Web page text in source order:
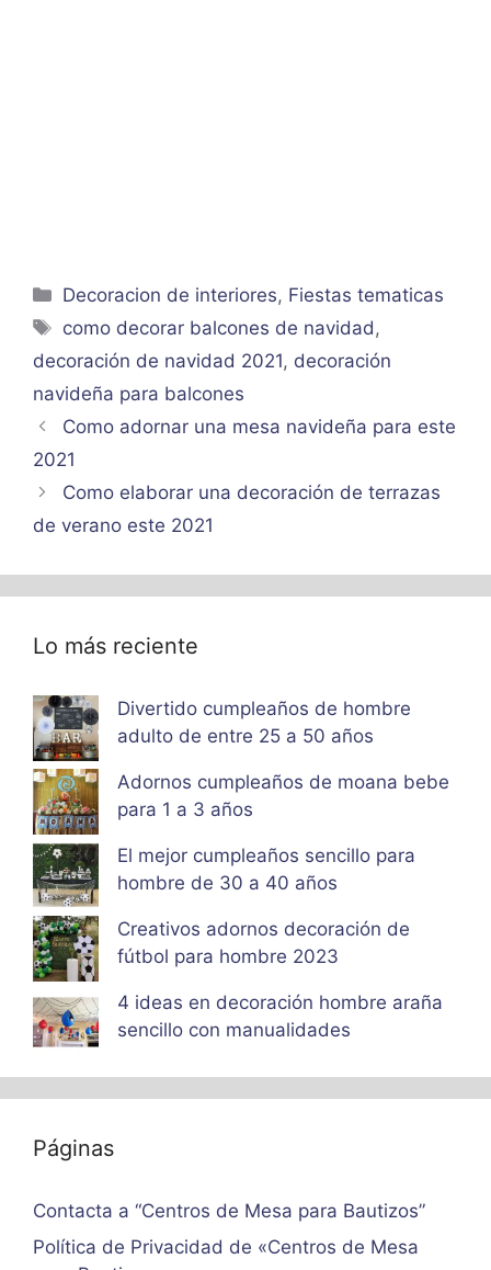
Categorías
Decoracion de interiores, Fiestas tematicas
Etiquetas
como decorar balcones de navidad ,
decoración de navidad 2021, decoración
navideña para balcones
Como adornar una mesa navideña para este
2021
Como elaborar una decoración de terrazas
de verano este 2021
Lo más reciente
Divertido cumpleaños de hombre
adulto de entre 25 a 50 años
Adornos cumpleaños de moana bebe
para 1 a 3 años
El mejor cumpleaños sencillo para
hombre de 30 a 40 años
Creativos adornos decoración de
fútbol para hombre 2023
4 ideas en decoración hombre araña
sencillo con manualidades
Páginas
Contacta a “Centros de Mesa para Bautizos”
Política de Privacidad de «Centros de Mesa